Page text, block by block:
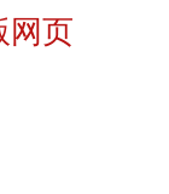
网页